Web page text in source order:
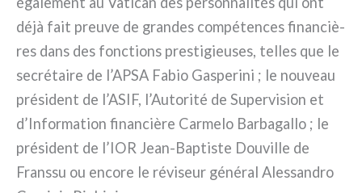
déjà fait pre­u­ve de gran­des com­pé­ten­ces finan­ciè­
res dans des fonc­tions pre­sti­gieu­ses, tel­les que le
secré­tai­re de l’APSA Fabio Gasperini ; le nou­veau
pré­si­dent de l’ASIF, l’Autorité de Supervision et
d’Information finan­ciè­re Carmelo Barbagallo ; le
pré­si­dent de l’IOR Jean-Baptiste Douville de
Franssu ou enco­re le révi­seur géné­ral Alessandro